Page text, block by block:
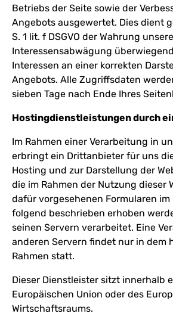
Betriebs der Seite sowie der
Angebots ausgewertet. Dies dient
S. 1 lit. f DSGVO der Wahrung
Interessensabwägung
Interessen an einer korrekten
Angebots. Alle Zugriffsdaten
sieben Tage nach Ende Ihres
Hostingdienstleistungen durch
Im Rahmen einer Verarbeitung in
erbringt ein Drittanbieter für uns
Hosting und zur Darstellung der
die im Rahmen der Nutzung dieser
dafür vorgesehenen Formularen im
folgend beschrieben erhoben
seinen Servern verarbeitet. Eine
anderen Servern findet nur in dem
Rahmen statt.
Dieser Dienstleister sitzt innerhalb
Europäischen Union oder des
Wirtschaftsraums.